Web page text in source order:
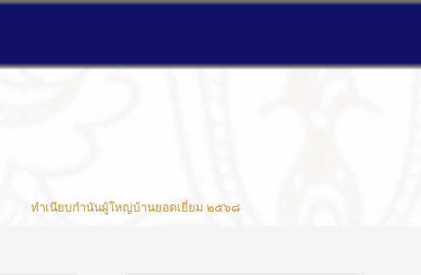
ทำเนียบกำนันผู้ใหญ่บ้านยอดเยี่ยม ๒๕๖๘